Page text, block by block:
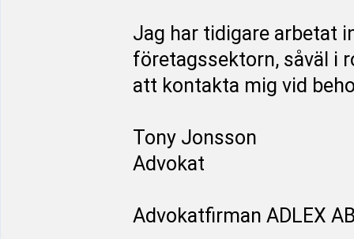
Jag har tidigare arbetat
företagssektorn, såväl i
att kontakta mig vid
Tony Jonsson
Advokat
Advokatfirman ADLEX